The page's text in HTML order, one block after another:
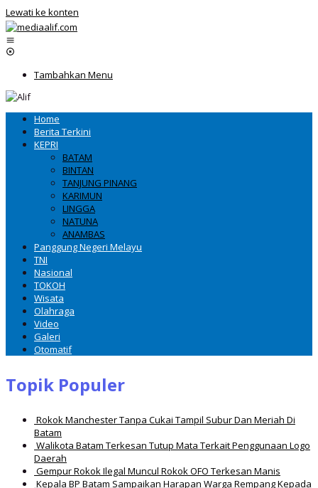
Lewati ke konten
Tambahkan Menu
Home
Berita Terkini
KEPRI
BATAM
BINTAN
TANJUNG PINANG
KARIMUN
LINGGA
NATUNA
ANAMBAS
Panggung Negeri Melayu
TNI
Nasional
TOKOH
Wisata
Olahraga
Video
Galeri
Otomatif
Topik Populer
Rokok Manchester Tanpa Cukai Tampil Subur Dan Meriah Di
Batam
Walikota Batam Terkesan Tutup Mata Terkait Penggunaan Logo
Daerah
Gempur Rokok Ilegal Muncul Rokok OFO Terkesan Manis
Kepala BP Batam Sampaikan Harapan Warga Rempang Kepada